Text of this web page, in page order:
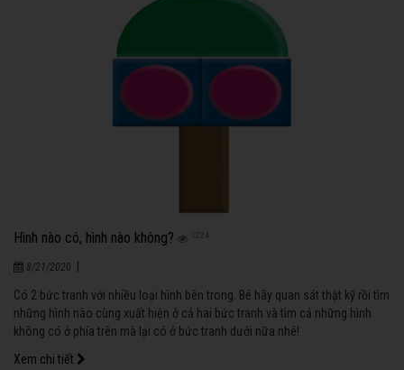
Hình nào có, hình nào không? 1224
8/21/2020
Có 2 bức tranh với nhiều loại hình bên trong. Bé hãy quan sát thật kỹ rồi tìm
những hình nào cùng xuất hiện ở cả hai bức tranh và tìm cả những hình
không có ở phía trên mà lại có ở bức tranh dưới nữa nhé!
Xem chi tiết